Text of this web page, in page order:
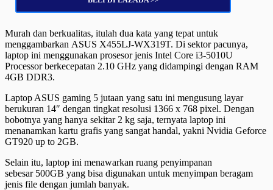
Murah dan berkualitas, itulah dua kata yang tepat untuk
menggambarkan ASUS X455LJ-WX319T. Di sektor pacunya,
laptop ini menggunakan prosesor jenis Intel Core i3-5010U
Processor berkecepatan 2.10 GHz yang didampingi dengan RAM
4GB DDR3.
Laptop ASUS gaming 5 jutaan yang satu ini mengusung layar
berukuran 14″ dengan tingkat resolusi 1366 x 768 pixel. Dengan
bobotnya yang hanya sekitar 2 kg saja, ternyata laptop ini
menanamkan kartu grafis yang sangat handal, yakni Nvidia Geforce
GT920 up to 2GB.
Selain itu, laptop ini menawarkan ruang penyimpanan
sebesar 500GB yang bisa digunakan untuk menyimpan beragam
jenis file dengan jumlah banyak.